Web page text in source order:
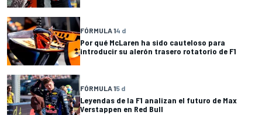
FÓRMULA 14 d
Por qué McLaren ha sido cauteloso para
introducir su alerón trasero rotatorio de F1
FÓRMULA 15 d
Leyendas de la F1 analizan el futuro de Max
Verstappen en Red Bull